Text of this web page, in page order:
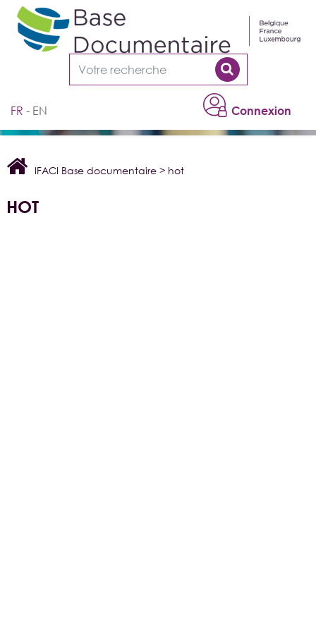
Connexion
FR EN
IFACI Base documentaire > hot
HOT
Cookies management panel